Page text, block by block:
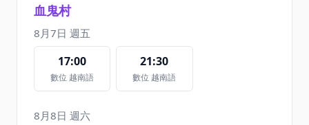
血鬼村
8月7日 週五
17:00
數位 越南語
21:30
數位 越南語
8月8日 週六